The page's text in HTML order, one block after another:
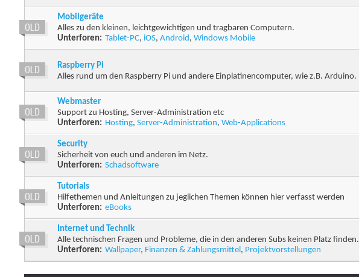
Mobilgeräte
Alles zu den kleinen, leichtgewichtigen und tragbaren Computern.
Unterforen: Tablet-PC, iOS, Android, Windows Mobile
Raspberry Pi
Alles rund um den Raspberry Pi und andere Einplatinencomputer, wie z.B. Arduino.
Webmaster
Support zu Hosting, Server-Administration etc
Unterforen: Hosting, Server-Administration, Web-Applications
Security
Sicherheit von euch und anderen im Netz.
Unterforen: Schadsoftware
Tutorials
Hilfethemen und Anleitungen zu jeglichen Themen können hier verfasst werden
Unterforen: eBooks
Internet und Technik
Alle technischen Fragen und Probleme, die in den anderen Subs keinen Platz finden.
Unterforen: Wallpaper, Finanzen & Zahlungsmittel, Projektvorstellungen